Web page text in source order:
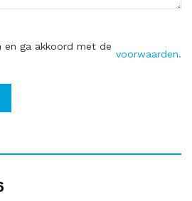
en ga akkoord met de
voorwaarden.